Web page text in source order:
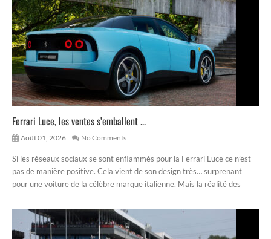
Ferrari Luce, les ventes s’emballent ...
Août 01, 2026 No Comments
Si les réseaux sociaux se sont enflammés pour la Ferrari Luce ce n’est
pas de manière positive. Cela vient de son design très… surprenant
pour une voiture de la célèbre marque italienne. Mais la réalité des